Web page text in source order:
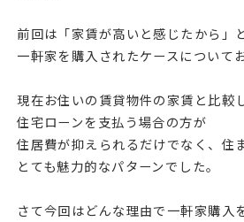
前回は「家賃が高いと感じたから」
一軒家を購入されたケースについて
現在お住いの賃貸物件の家賃と比較
住宅ローンを支払う場合の方が
住居費が抑えられるだけでなく、住
とても魅力的なパターンでした。
さて今回はどんな理由で一軒家購入